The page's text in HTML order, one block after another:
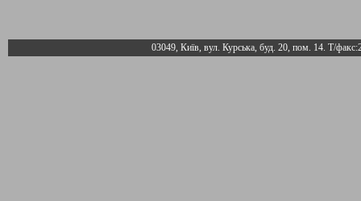
03049, Київ, вул. Курська, буд. 20, пом. 14. Т/